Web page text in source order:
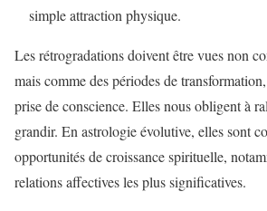
simple attraction physique.
Les rétrogradations doivent être vues non
mais comme des périodes de
prise de conscience. Elles nous obligent à
grandir. En astrologie évolutive, elles sont
opportunités de croissance spirituelle,
relations affectives les plus significatives.